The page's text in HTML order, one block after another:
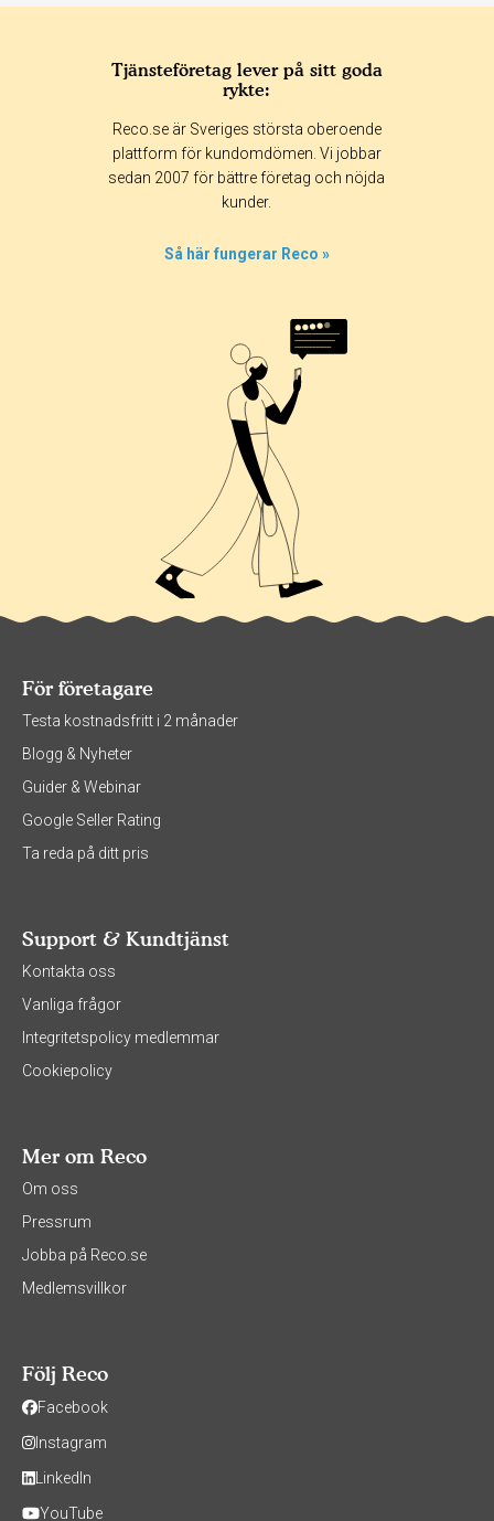
Tjänsteföretag lever på sitt goda
rykte:
Reco.se är Sveriges största oberoende
plattform för kundomdömen. Vi jobbar
sedan 2007 för bättre företag och nöjda
kunder.
Så här fungerar Reco »
För företagare
Testa kostnadsfritt i 2 månader
Blogg & Nyheter
Guider & Webinar
Google Seller Rating
Ta reda på ditt pris
Support & Kundtjänst
Kontakta oss
Vanliga frågor
Integritetspolicy medlemmar
Cookiepolicy
Mer om Reco
Om oss
Pressrum
Jobba på Reco.se
Medlemsvillkor
Följ Reco
Facebook
Instagram
LinkedIn
YouTube